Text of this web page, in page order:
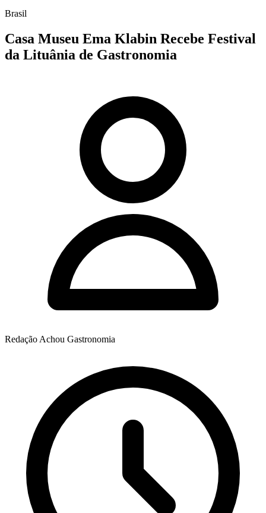
Brasil
Casa Museu Ema Klabin Recebe Festival
da Lituânia de Gastronomia
Redação Achou Gastronomia